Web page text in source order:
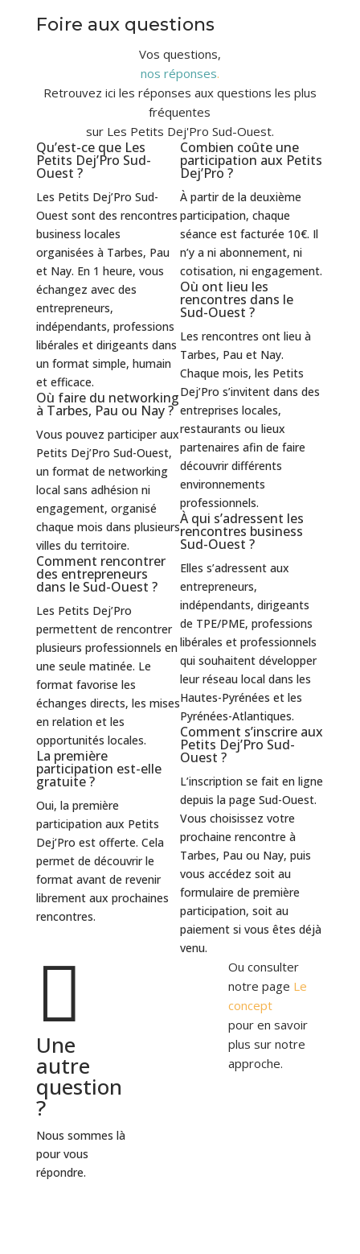
Foire aux questions
Vos questions,
nos réponses.
Retrouvez ici les réponses aux questions les plus
fréquentes
sur Les Petits Dej'Pro Sud-Ouest.
Qu’est-ce que Les
Petits Dej’Pro Sud-
Ouest ?
Les Petits Dej’Pro Sud-
Ouest sont des rencontres
business locales
organisées à Tarbes, Pau
et Nay. En 1 heure, vous
échangez avec des
entrepreneurs,
indépendants, professions
libérales et dirigeants dans
un format simple, humain
et efficace.
Où faire du networking
à Tarbes, Pau ou Nay ?
Vous pouvez participer aux
Petits Dej’Pro Sud-Ouest,
un format de networking
local sans adhésion ni
engagement, organisé
chaque mois dans plusieurs
villes du territoire.
Comment rencontrer
des entrepreneurs
dans le Sud-Ouest ?
Les Petits Dej’Pro
permettent de rencontrer
plusieurs professionnels en
une seule matinée. Le
format favorise les
échanges directs, les mises
en relation et les
opportunités locales.
La première
participation est-elle
gratuite ?
Oui, la première
participation aux Petits
Dej’Pro est offerte. Cela
permet de découvrir le
format avant de revenir
librement aux prochaines
rencontres.
Combien coûte une
participation aux Petits
Dej’Pro ?
À partir de la deuxième
participation, chaque
séance est facturée 10€. Il
n’y a ni abonnement, ni
cotisation, ni engagement.
Où ont lieu les
rencontres dans le
Sud-Ouest ?
Les rencontres ont lieu à
Tarbes, Pau et Nay.
Chaque mois, les Petits
Dej’Pro s’invitent dans des
entreprises locales,
restaurants ou lieux
partenaires afin de faire
découvrir différents
environnements
professionnels.
À qui s’adressent les
rencontres business
Sud-Ouest ?
Elles s’adressent aux
entrepreneurs,
indépendants, dirigeants
de TPE/PME, professions
libérales et professionnels
qui souhaitent développer
leur réseau local dans les
Hautes-Pyrénées et les
Pyrénées-Atlantiques.
Comment s’inscrire aux
Petits Dej’Pro Sud-
Ouest ?
L’inscription se fait en ligne
depuis la page Sud-Ouest.
Vous choisissez votre
prochaine rencontre à
Tarbes, Pau ou Nay, puis
vous accédez soit au
formulaire de première
participation, soit au
paiement si vous êtes déjà
venu.

Une
autre
question
?
Nous sommes là
pour vous
répondre.
Ou consulter
notre page Le
concept
pour en savoir
plus sur notre
approche.